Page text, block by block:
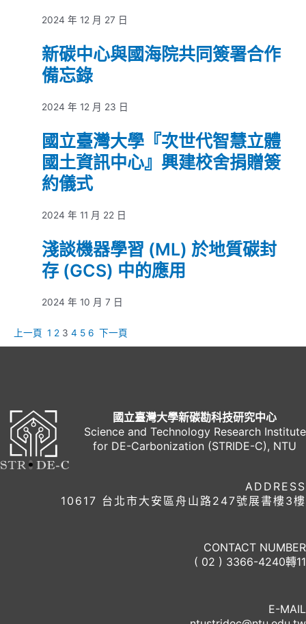
2024 年 12 月 27 日
新碳中心與國海院共同簽署合作
備忘錄
2024 年 12 月 23 日
國立臺灣大學『次世代智慧立體
國土資訊中心』興建校舍捐贈簽
約儀式
2024 年 11 月 22 日
淺談機器學習 (ML) 於地質碳封
存 (GCS) 中的應用
2024 年 10 月 7 日
上一頁 1 2 3 4 5 6 下一頁
國立臺灣大學新碳勘科技研究中心
Science and Technology Research Institute
for DE-Carbonization (STRIDE-C), NTU
ADDRESS
10617 台北市大安區舟山路247號展書樓3樓
CONTACT NUMBER
( 02 ) 3366-4240轉11
E-MAIL